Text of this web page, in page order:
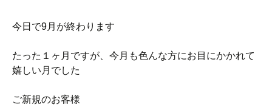
今日で9月が終わります
たった１ヶ月ですが、今月も色んな方にお目にかかれて
嬉しい月でした
ご新規のお客様